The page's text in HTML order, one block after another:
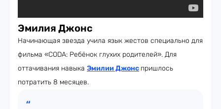
Эмилия Джонс
Начинающая звезда учила язык жестов специально для
фильма «CODA: Ребёнок глухих родителей». Для
оттачивания навыка Эмилии Джонс пришлось
потратить 8 месяцев.